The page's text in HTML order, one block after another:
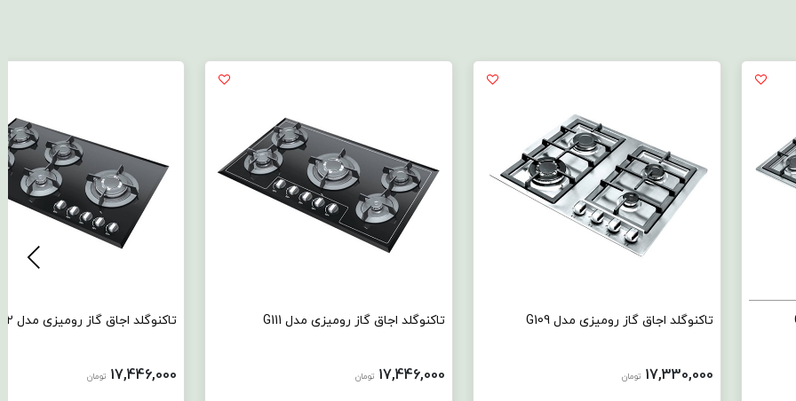
تاکنوگلد اجاق گاز رومیزی مدل G109
17,330,000 تومان
تاکنوگلد اجاق گاز رومیزی مدل G111
17,446,000 تومان
تاکنوگلد اجاق گاز رومیزی مدل G112
17,446,000 تومان